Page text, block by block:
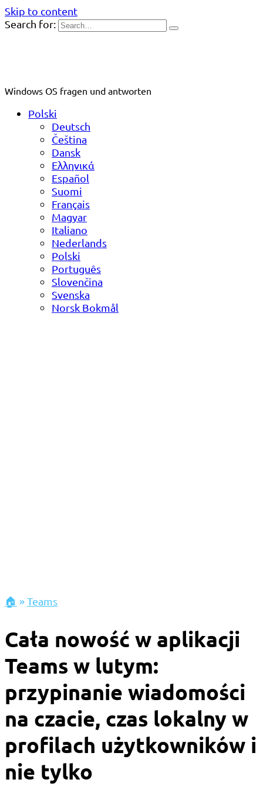
Skip to content
Search for:
Windows OS fragen und antworten
Polski
Deutsch
Čeština
Dansk
Ελληνικά
Español
Suomi
Français
Magyar
Italiano
Nederlands
Polski
Português
Slovenčina
Svenska
Norsk Bokmål
🏠 »Teams
Cała nowość w aplikacji
Teams w lutym:
przypinanie wiadomości
na czacie, czas lokalny w
profilach użytkowników i
nie tylko